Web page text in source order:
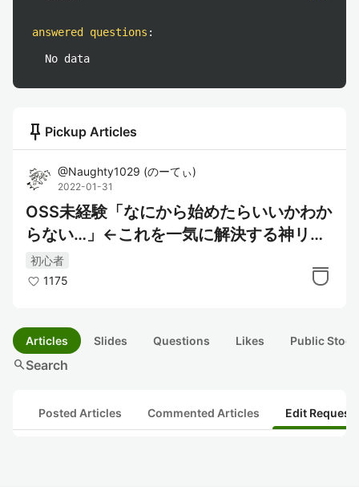
answered questions :
No data
push_pin Pickup Articles
@Naughty1029 (のーてぃ)
2022-01-31
OSS未経験「なにから始めたらいいかわか
らない…」←これを一気に解決する神リポ
ジトリ
初心者
1175
Articles Slides Questions Likes Public
searchSearch
Posted Articles Commented Articles Edit